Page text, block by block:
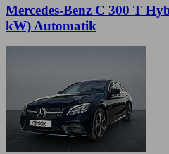
Mercedes-Benz C 300 T
kW) Automatik